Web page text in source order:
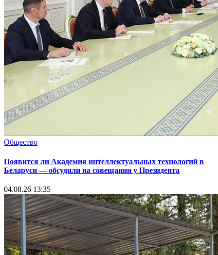
Общество
Появится ли Академия интеллектуальных технологий в
Беларуси — обсудили на совещании у Президента
04.08.26 13:35